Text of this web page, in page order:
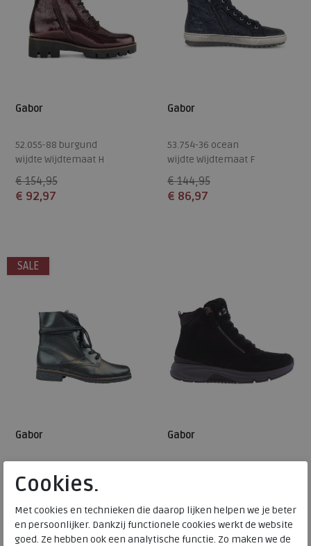
Gabor
52.055-88 burgund
wijdte Wijdtemaat H
€ 154,95
€ 92,97
Gabor
53.754-36 ocean
wijdte Wijdtemaat F
€ 144,95
€ 86,97
SALE
Gabor
wijdte Wijdtemaat F
€ 124,95
€ 74,97
Gabor
€ 179,95
Cookies.
Met cookies en technieken die daarop lijken helpen we je beter
en persoonlijker. Dankzij functionele cookies werkt de website
goed. Ze hebben ook een analytische functie. Zo maken we de